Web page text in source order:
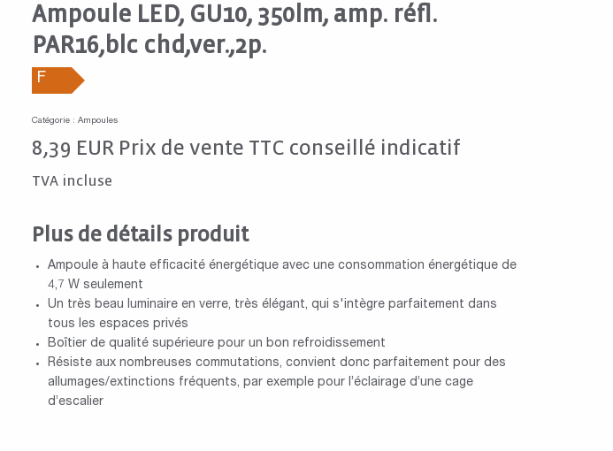
Ampoule LED, GU10, 350lm, amp. réfl.
PAR16,blc chd,ver.,2p.
F
Catégorie : Ampoules
8,39 EUR Prix de vente TTC conseillé indicatif
TVA incluse
Plus de détails produit
Ampoule à haute efficacité énergétique avec une consommation énergétique de
4,7 W seulement
Un très beau luminaire en verre, très élégant, qui s'intègre parfaitement dans
tous les espaces privés
Boîtier de qualité supérieure pour un bon refroidissement
Résiste aux nombreuses commutations, convient donc parfaitement pour des
allumages/extinctions fréquents, par exemple pour l’éclairage d’une cage
d’escalier